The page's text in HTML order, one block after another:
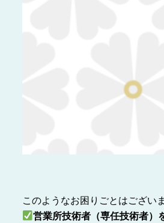
このようなお困りごとはござい
営業所技術者（専任技術者）